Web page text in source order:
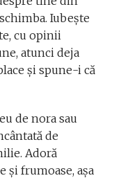
Iubeşte
cu opinii
atunci deja
şi spune-i că
de nora sau
de
Adoră
şi frumoase, aşa